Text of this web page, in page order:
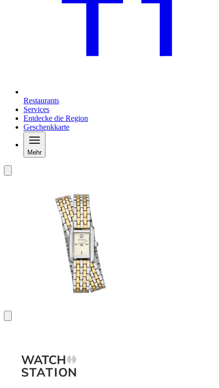
Restaurants
Services
Entdecke die Region
Geschenkkarte
Mehr